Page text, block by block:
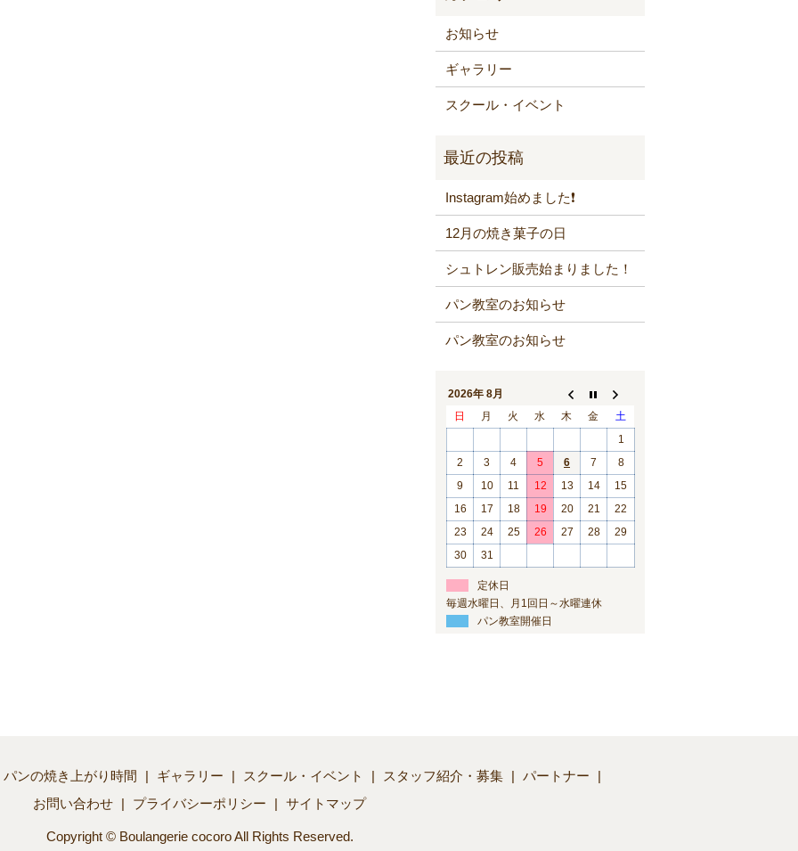
お知らせ
ギャラリー
スクール・イベント
Instagram始めました❗️
12月の焼き菓子の日
シュトレン販売始まりました！
パン教室のお知らせ
パン教室のお知らせ
2026年 8月
日
月 火 水 木 金
土
1
2
3 4 5 6 7
8
9
10 11 12 13 14
15
16
17 18 19 20 21
22
23
24 25 26 27 28
29
30
31
定休日
毎週水曜日、月1回日～水曜連休
パン教室開催日
パンの焼き上がり時間 ギャラリー スクール・イベント スタッフ紹介・募集
パートナー
お問い合わせ
プライバシーポリシー サイトマップ
Copyright © Boulangerie cocoro All Rights Reserved.